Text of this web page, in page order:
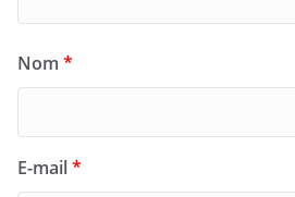
Nom *
E-mail*